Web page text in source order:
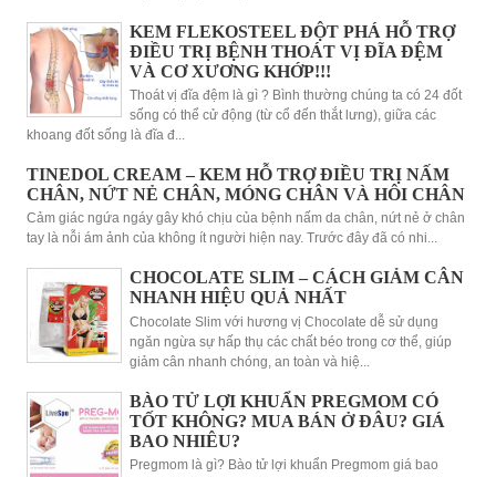
KEM FLEKOSTEEL ĐỘT PHÁ HỖ TRỢ
ĐIỀU TRỊ BỆNH THOÁT VỊ ĐĨA ĐỆM
VÀ CƠ XƯƠNG KHỚP!!!
Thoát vị đĩa đệm là gì ? Bình thường chúng ta có 24 đốt
sống có thể cử động (từ cổ đến thắt lưng), giữa các
khoang đốt sống là đĩa đ...
TINEDOL CREAM – KEM HỖ TRỢ ĐIỀU TRỊ NẤM
CHÂN, NỨT NẺ CHÂN, MÓNG CHÂN VÀ HÔI CHÂN
Cảm giác ngứa ngáy gây khó chịu của bệnh nấm da chân, nứt nẻ ở chân
tay là nỗi ám ảnh của không ít người hiện nay. Trước đây đã có nhi...
CHOCOLATE SLIM – CÁCH GIẢM CÂN
NHANH HIỆU QUẢ NHẤT
Chocolate Slim với hương vị Chocolate dễ sử dụng
ngăn ngừa sự hấp thụ các chất béo trong cơ thể, giúp
giảm cân nhanh chóng, an toàn và hiệ...
BÀO TỬ LỢI KHUẨN PREGMOM CÓ
TỐT KHÔNG? MUA BÁN Ở ĐÂU? GIÁ
BAO NHIÊU?
Pregmom là gì? Bào tử lợi khuẩn Pregmom giá bao